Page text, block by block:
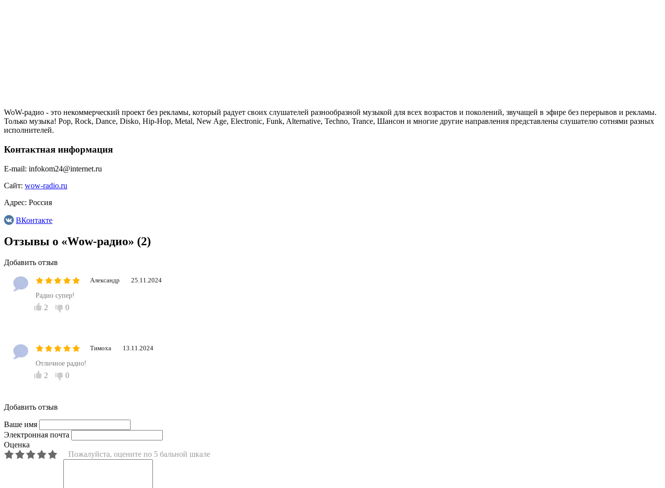
WoW-радио - это некоммерческий проект без рекламы, который радует своих слушателей разнообразной музыкой для всех возрастов и поколений, звучащей в эфире без перерывов и рекламы.
Только музыка! Pop, Rock, Dance, Disko, Hip-Hop, Metal, New Age, Electronic, Funk, Alternative, Techno, Trance, Шансон и многие другие направления представлены слушателю сотнями разных
исполнителей.
Контактная информация
E-mail: infokom24@internet.ru
Сайт: wow-radio.ru
Адрес: Россия
ВКонтакте
Отзывы о «Wow-радио» (2)
Добавить отзыв
Александр 25.11.2024
Радио супер!
2 0
Тимоха 13.11.2024
Отличное радио!
2 0
Добавить отзыв
Ваше имя
Электронная почта
Оценка
Пожалуйста, оцените по 5 бальной шкале